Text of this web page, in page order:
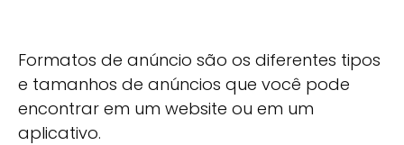
Formatos de anúncio são os diferentes tipos
e tamanhos de anúncios que você pode
encontrar em um website ou em um
aplicativo.